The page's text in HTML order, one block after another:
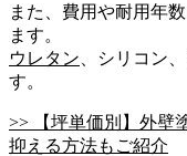
また、費用や耐用年
ます。
ウレタン 、シリコン
す。
>> 【坪単価別】外壁
抑える方法もご紹介